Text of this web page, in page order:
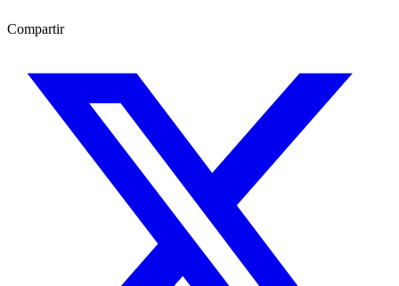
Compartir